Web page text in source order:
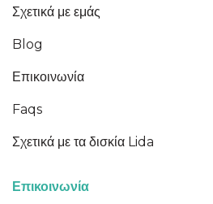
Σχετικά με εμάς
Blog
Επικοινωνία
Faqs
Σχετικά με τα δισκία Lida
Επικοινωνία